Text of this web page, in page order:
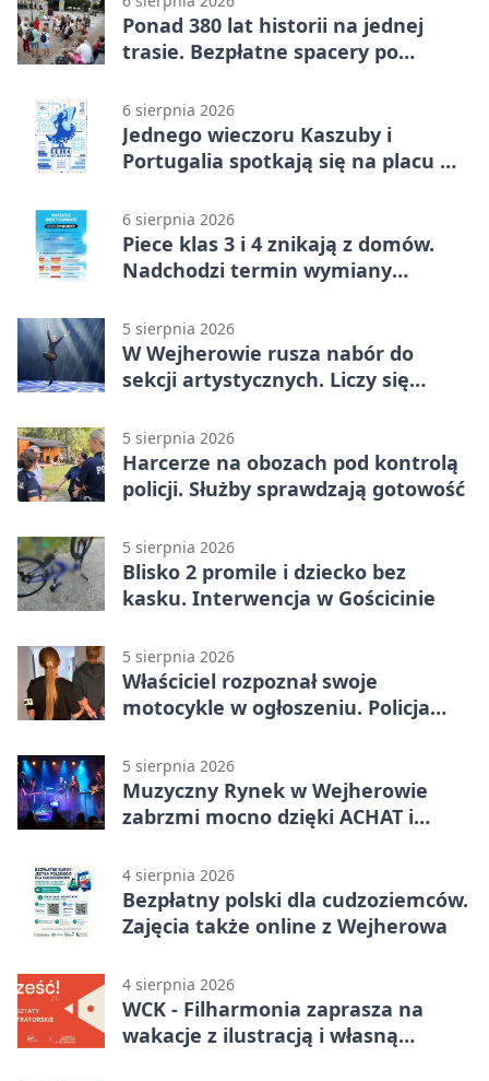
Ponad 380 lat historii na jednej
trasie. Bezpłatne spacery po
6 sierpnia 2026
Jednego wieczoru Kaszuby i
Portugalia spotkają się na placu w
6 sierpnia 2026
Piece klas 3 i 4 znikają z domów.
Nadchodzi termin wymiany
5 sierpnia 2026
W Wejherowie rusza nabór do
sekcji artystycznych. Liczy się
5 sierpnia 2026
Harcerze na obozach pod kontrolą
policji. Służby sprawdzają gotowość
5 sierpnia 2026
Blisko 2 promile i dziecko bez
kasku. Interwencja w Gościcinie
5 sierpnia 2026
Właściciel rozpoznał swoje
motocykle w ogłoszeniu. Policja
5 sierpnia 2026
Muzyczny Rynek w Wejherowie
zabrzmi mocno dzięki ACHAT i
4 sierpnia 2026
Bezpłatny polski dla cudzoziemców.
Zajęcia także online z Wejherowa
4 sierpnia 2026
WCK - Filharmonia zaprasza na
wakacje z ilustracją i własną